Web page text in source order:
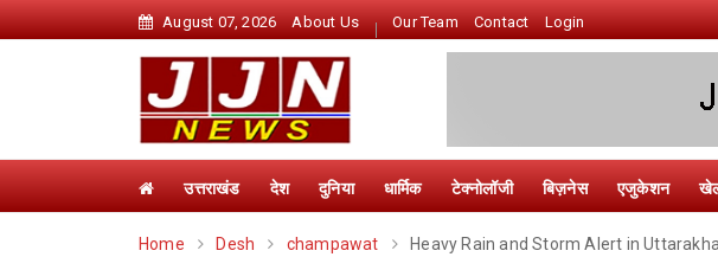
August 07, 2026 About Us Our Team Contact Login
उत्तराखंड देश दुनिया धार्मिक टेक्नोलॉजी बिज़नेस एजुकेशन
Home Desh champawat Heavy Rain and Storm Alert in